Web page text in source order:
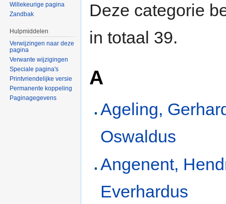
Deze categorie
in totaal 39.
A
Ageling,
Oswaldus
Angenent,
Everhardus
Willekeurige pagina
Zandbak
Hulpmiddelen
Verwijzingen naar deze
pagina
Verwante wijzigingen
Speciale pagina's
Printvriendelijke versie
Permanente koppeling
Paginagegevens